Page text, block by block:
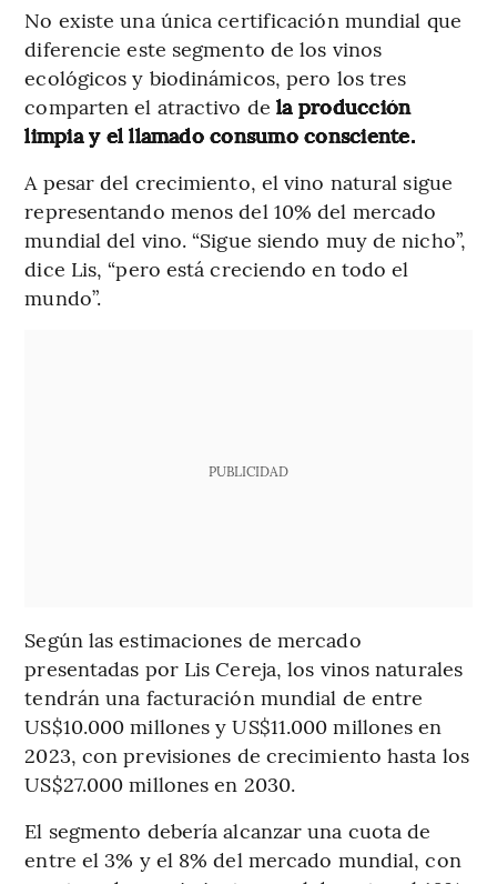
No existe una única certificación mundial que
diferencie este segmento de los vinos
ecológicos y biodinámicos, pero los tres
comparten el atractivo de la producción
limpia y el llamado consumo consciente.
A pesar del crecimiento, el vino natural sigue
representando menos del 10% del mercado
mundial del vino. “Sigue siendo muy de nicho”,
dice Lis, “pero está creciendo en todo el
mundo”.
PUBLICIDAD
Según las estimaciones de mercado
presentadas por Lis Cereja, los vinos naturales
tendrán una facturación mundial de entre
US$10.000 millones y US$11.000 millones en
2023, con previsiones de crecimiento hasta los
US$27.000 millones en 2030.
El segmento debería alcanzar una cuota de
entre el 3% y el 8% del mercado mundial, con